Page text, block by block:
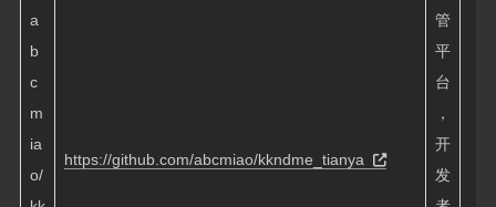
a
b
c
m
ia
o/
https://github.com/abcmiao/kkndme_tianya
管
平
台
，
开
发